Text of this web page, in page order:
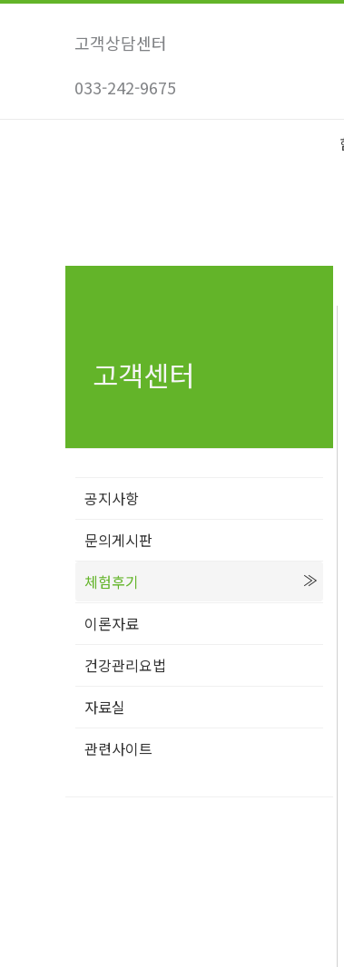
콘
고객상담센터
033-242-9675
고객센터
공지사항
문의게시판
체험후기
이론자료
건강관리요법
자료실
관련사이트